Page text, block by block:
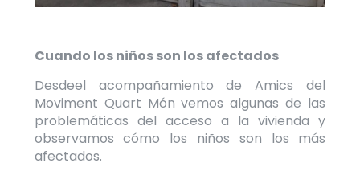
Cuando los niños son los afectados
Desdeel acompañamiento de Amics del
Moviment Quart Món vemos algunas de las
problemáticas del acceso a la vivienda y
observamos cómo los niños son los más
afectados.